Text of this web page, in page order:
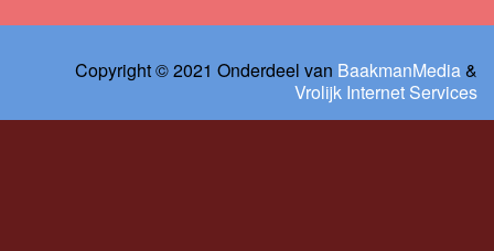
Copyright © 2021 Onderdeel van BaakmanMedia&
Vrolijk Internet Services